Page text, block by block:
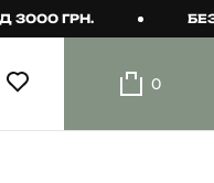
ГРН.
0